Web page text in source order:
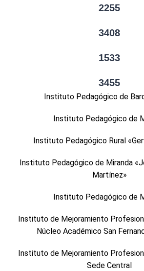
2255
3408
1533
3455
Instituto Pedagógico de
Instituto Pedagógico de
Instituto Pedagógico Rural
Instituto Pedagógico de Miranda
Martínez»
Instituto Pedagógico de
Instituto de Mejoramiento
Núcleo Académico San
Instituto de Mejoramiento
Sede Central